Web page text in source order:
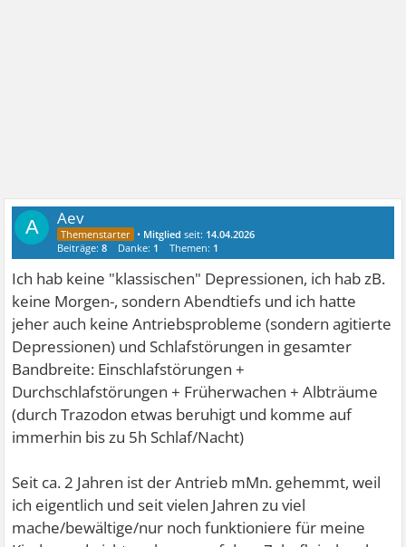
A Aev
• Mitglied seit: 14.04.2026
Beiträge:8 Danke: 1 Themen: 1
Ich hab keine "klassischen" Depressionen, ich hab zB.
keine Morgen-, sondern Abendtiefs und ich hatte
jeher auch keine Antriebsprobleme (sondern agitierte
Depressionen) und Schlafstörungen in gesamter
Bandbreite: Einschlafstörungen +
Durchschlafstörungen + Früherwachen + Albträume
(durch Trazodon etwas beruhigt und komme auf
immerhin bis zu 5h Schlaf/Nacht)
Seit ca. 2 Jahren ist der Antrieb mMn. gehemmt, weil
ich eigentlich und seit vielen Jahren zu viel
mache/bewältige/nur noch funktioniere für meine